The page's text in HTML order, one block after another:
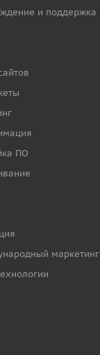
и поддержка
ПО
маркетинг